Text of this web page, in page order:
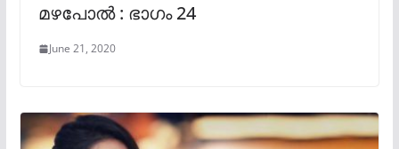
മഴപോൽ : ഭാഗം 24
June 21, 2020